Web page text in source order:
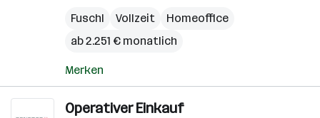
Fuschl
Vollzeit
Homeoffice
ab 2.251 € monatlich
Merken
Operativer Einkauf